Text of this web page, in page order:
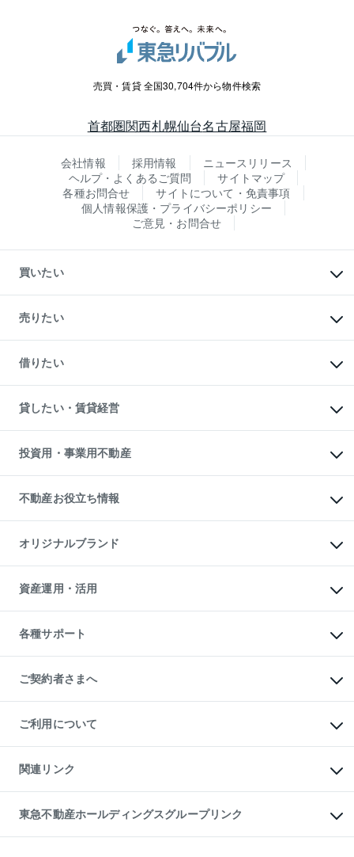
売買・賃貸 全国30,704件から物件検索
首都圏関西札幌仙台名古屋福岡
会社情報 採用情報
ニュースリリース
ヘルプ・よくあるご質問
サイトマップ
各種お問合せ
サイトについて・免責事項
個人情報保護・プライバシーポリシー
ご意見・お問合せ
買いたい
新築・分譲マンションの購入
中古マンションの購入
一戸建ての購入
中古一戸建ての購入
不動産購入の流れ
注目キーワード物件特集
購入ガイド
English 繁体中文簡体中文
売りたい
一戸建ての売却・査定
土地の売却・査定
スピードAI査定
不動産査定について
不動産売却の流れ
不動産買換えの流れ
売却ガイド
借りたい
オフィス・店舗の賃貸
借りるときの流れ
借りるガイド
貸したい・賃貸経営
マンション賃料データ
賃貸管理プラン
リロケーションについて
貸すガイド
投資用・事業用不動産
事業用不動産
マンション投資
投資用マンション
アパート経営
収益物件
ビル購入（ビル一棟）
投資用不動産の売却査定
事業用不動産の売却査定
不動産お役立ち情報
マンションライブラリー
人気マンションランキング
暮らしに役立つ不動産メディア
不動産相場・不動産価格情報
不動産コラム・ニュース
不動産用語集
不動産なんでもネット相談室
住まいの税金
オリジナルブランド
一棟リノベーションマンション
L`GENTE（ルジェンテ）
区分リノベーションマンション
投資用一棟レジデンスWELL
不動産小口投資
LEGACIA（レガシア）
資産運用・活用
不動産M&A
アセットマネジメント・出資
各種サポート
相続サポート
リフォームサポート
ご契約者さまへ
ご紹介・再契約特典
入居者様専用-各種ご案内（賃貸）
東急こすもす会「こすもすWeb」
ご利用について
金融商品取引について
東急リバブル ソーシャルメディアポリシー
ご意見・お問い合わせ（金融商品取引専用の相談・お問い合わせ窓口）
ダイレクトメール（郵送物）・Eメールなどの送付停止について
関連リンク
これからご結婚される方に東急百貨店のブライダルクラブ
人材サービスのご用命は 東急リバブルスタッフ株式会社まで
東北の逸品を贈ります 東北すぐれものセレクション
東急不動産ホールディングスグループリンク